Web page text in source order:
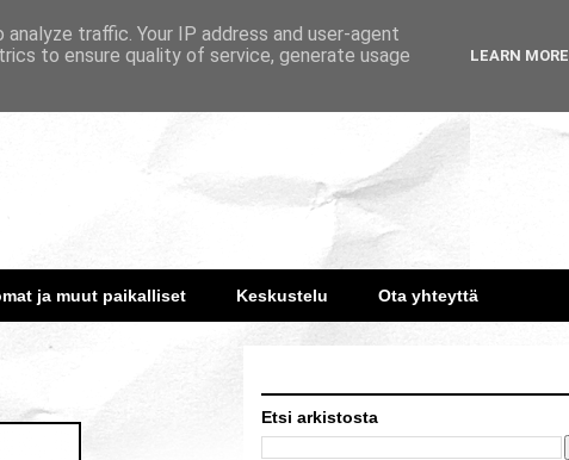
ja muut paikalliset Keskustelu Ota yhteyttä
Etsi arkistosta
traffic. Your IP address and user-agent
to ensure quality of service, generate usage
LEARN MORE